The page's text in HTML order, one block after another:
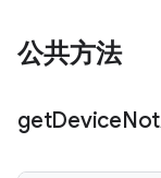
公共方法
getDeviceNot